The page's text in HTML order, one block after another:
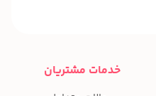
خدمات مشتریان